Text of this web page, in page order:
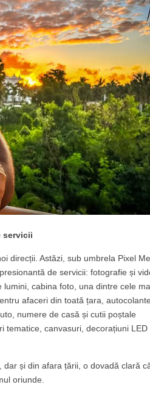
servicii
direcții. Astăzi, sub umbrela Pixel
de servicii: fotografie și
cabina foto, una dintre cele
afaceri din toată țara,
numere de casă și cutii poștale
tematice, canvasuri, decorațiuni LED
și din afara țării, o dovadă clară
oriunde.